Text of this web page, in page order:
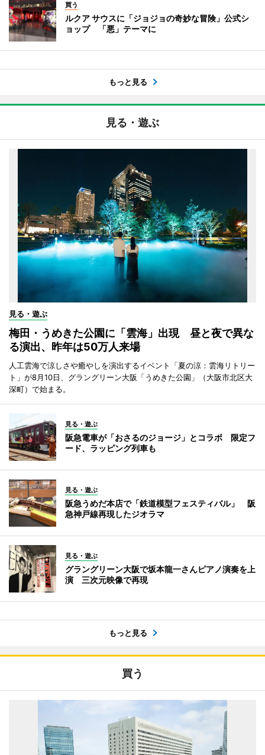
買う
ルクア サウスに「ジョジョの奇妙な冒険」公式シ
ョップ 「悪」テーマに
もっと見る
見る・遊ぶ
見る・遊ぶ
梅田・うめきた公園に「雲海」出現 昼と夜で異な
る演出、昨年は50万人来場
人工雲海で涼しさや癒やしを演出するイベント「夏の涼：雲海リトリー
ト」が8月10日、グラングリーン大阪「うめきた公園」（大阪市北区大
深町）で始まる。
見る・遊ぶ
阪急電車が「おさるのジョージ」とコラボ 限定フ
ード、ラッピング列車も
見る・遊ぶ
阪急うめだ本店で「鉄道模型フェスティバル」 阪
急神戸線再現したジオラマ
見る・遊ぶ
グラングリーン大阪で坂本龍一さんピアノ演奏を上
演 三次元映像で再現
もっと見る
買う